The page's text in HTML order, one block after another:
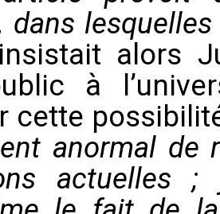
dans
alors
à
cette
anormal de
actuelles ;